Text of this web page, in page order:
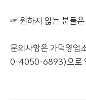
☞ 원하지 않는 분들
문의사항은 가덕영
0-4050-6893)으로